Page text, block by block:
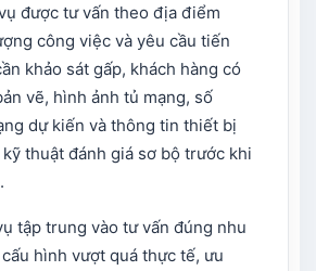
được tư vấn theo địa điểm
công việc và yêu cầu tiến
khảo sát gấp, khách hàng có
vẽ, hình ảnh tủ mạng, số
dự kiến và thông tin thiết bị
thuật đánh giá sơ bộ trước khi
tập trung vào tư vấn đúng nhu
hình vượt quá thực tế, ưu